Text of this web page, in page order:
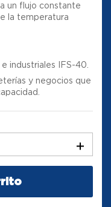
un flujo constante
la temperatura
industriales IFS-40.
y negocios que